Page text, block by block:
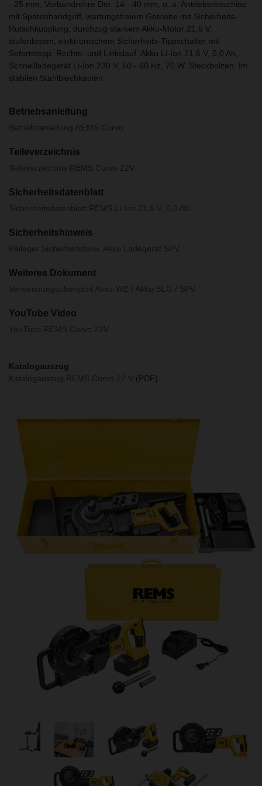
- 25 mm, Verbundrohre Dm. 14 - 40 mm, u. a. Antriebsmaschine
mit Spatenhandgriff, wartungsfreiem Getriebe mit Sicherheits-
Rutschkupplung, durchzug starkem Akku-Motor 21,6 V,
stufenlosem, elektronischem Sicherheits-Tippschalter mit
Sofortstopp, Rechts- und Linkslauf. Akku Li-Ion 21,6 V, 5,0 Ah,
Schnellladegerät Li-Ion 230 V, 50 - 60 Hz, 70 W. Steckbolzen. Im
stabilen Stahlblechkasten.
Betriebsanleitung
Betriebsanleitung REMS Curvo
Teileverzeichnis
Teileverzeichnis REMS Curvo 22V
Sicherheitsdatenblatt
Sicherheitsdatenblatt REMS Li-Ion 21,6 V, 5,0 Ah
Sicherheitshinweis
Beileger Sicherheitshinw. Akku Ladegerät SPV
Weiteres Dokument
Verwendungsübersicht Akku-WZ / Akku-SLG / SPV
YouTube Video
YouTube REMS Curvo 22V
Katalogauszug
Katalogauszug REMS Curvo 22 V (PDF)